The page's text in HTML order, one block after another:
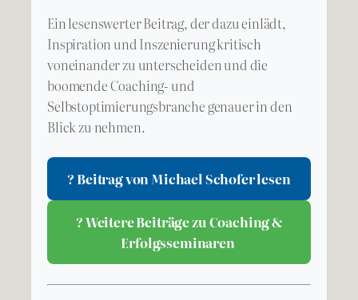
Ein lesenswerter Beitrag, der dazu einlädt,
Inspiration und Inszenierung kritisch
voneinander zu unterscheiden und die
boomende Coaching- und
Selbstoptimierungsbranche genauer in den
Blick zu nehmen.
? Beitrag von Michael Schofer lesen
? Weitere Beiträge zu Coaching &
Erfolgsseminaren